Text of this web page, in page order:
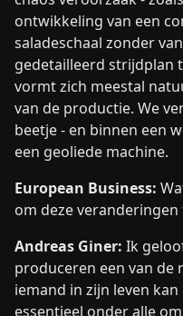
ontwikkeling van een
saladeschaal zonder
gedetailleerd strijdplan
vormt zich meestal
van de productie. We
beetje - en binnen een
een geoliede machine.
European Business:
om deze
Andreas Giner: Ik
produceren een van de
iemand in zijn leven
essentieel onder alle